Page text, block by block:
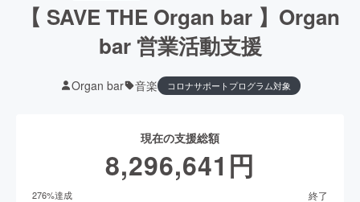
【 SAVE THE Organ bar 】Organ
bar 営業活動支援
Organ bar 音楽 コロナサポートプログラム対象
現在の支援総額
8,296,641 円
276%達成 終了